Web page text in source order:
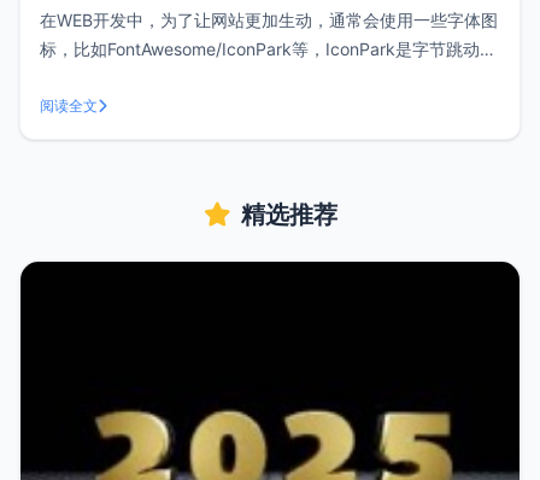
在WEB开发中，为了让网站更加生动，通常会使用一些字体图
标，比如FontAwesome/IconPark等，IconPark是字节跳动提
场景。这篇文章分享下 在Vue3中使用IconPark的方法。安装
IconPark复制下面的命令安装Icon
阅读全文
精选推荐